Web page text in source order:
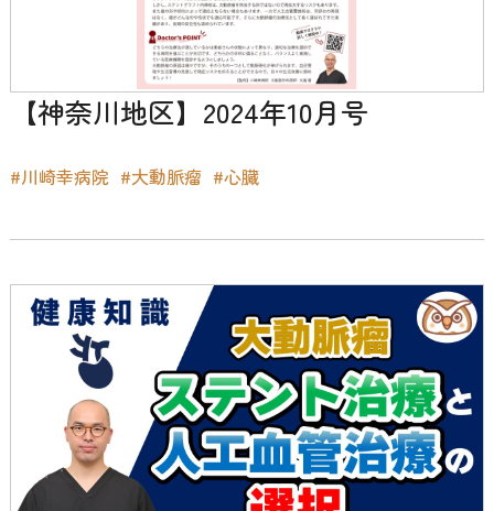
【神奈川地区】2024年10月号
#川崎幸病院 #大動脈瘤 #心臓